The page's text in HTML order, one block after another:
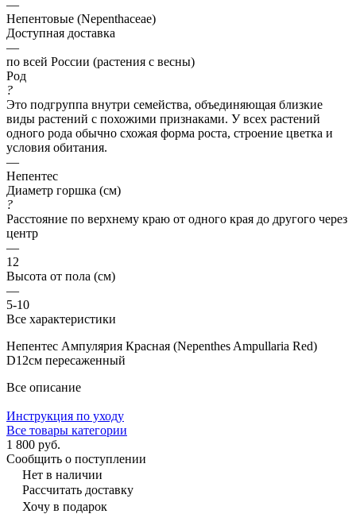
—
Непентовые (Nepenthaceae)
Доступная доставка
—
по всей России (растения с весны)
Род
?
Это подгруппа внутри семейства, объединяющая близкие
виды растений с похожими признаками. У всех растений
одного рода обычно схожая форма роста, строение цветка и
условия обитания.
—
Непентес
Диаметр горшка (см)
?
Расстояние по верхнему краю от одного края до другого через
центр
—
12
Высота от пола (см)
—
5-10
Все характеристики
Непентес Ампулярия Красная (Nepenthes Ampullaria Red)
D12см пересаженный
Все описание
Инструкция по уходу
Все товары категории
1 800 руб.
Сообщить о поступлении
Нет в наличии
Рассчитать доставку
Хочу в подарок